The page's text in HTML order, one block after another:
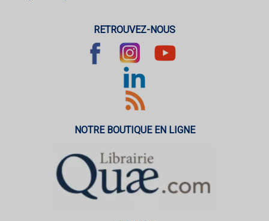
RETROUVEZ-NOUS
NOTRE BOUTIQUE EN LIGNE